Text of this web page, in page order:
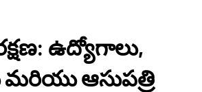
ఉద్యోగాలు,
మరియు ఆసుపత్రి